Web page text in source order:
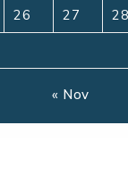
26 27 28
« Nov